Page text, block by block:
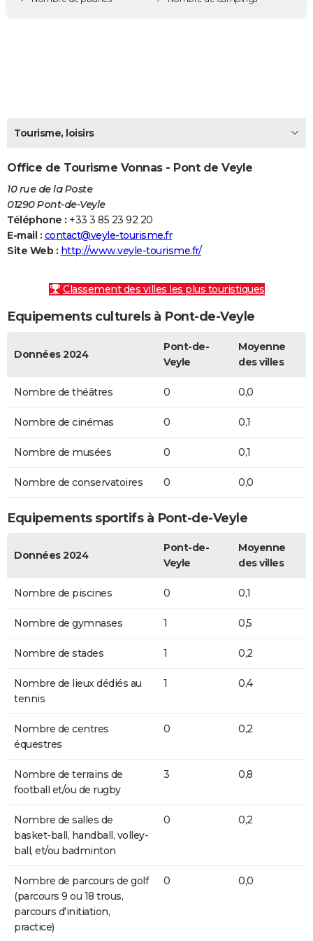
Carte de Noël
Carte Bonne année
Carte Saint-Valentin
Carte Pâques
Carte d'anniversaire
DICTIONNAIRE
COPAINS D'AVANT
AVIS DE DÉCÈS
FORUM
Tourisme, loisirs
Office de Tourisme Vonnas - Pont de Veyle
10 rue de la Poste
01290 Pont-de-Veyle
Téléphone : +33 3 85 23 92 20
E-mail : contact@veyle-tourisme.fr
Site Web : http://www.veyle-tourisme.fr/
Classement des villes les plus touristiques
Equipements culturels à Pont-de-Veyle
Données 2024
Pont-de-
Veyle
Moyenne
des villes
Nombre de théâtres 0 0,0
Nombre de cinémas 0 0,1
Nombre de musées 0 0,1
Nombre de conservatoires 0 0,0
Equipements sportifs à Pont-de-Veyle
Données 2024
Pont-de-
Veyle
Moyenne
des villes
Nombre de piscines 0 0,1
Nombre de gymnases 1 0,5
Nombre de stades 1 0,2
Nombre de lieux dédiés au
tennis
1 0,4
Nombre de centres
équestres
0 0,2
Nombre de terrains de
football et/ou de rugby
3 0,8
Nombre de salles de
basket-ball, handball, volley-
ball, et/ou badminton
0 0,2
Nombre de parcours de golf
(parcours 9 ou 18 trous,
parcours d'initiation,
practice)
0 0,0